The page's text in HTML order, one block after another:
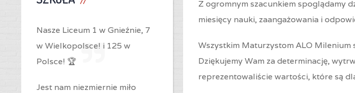
Z ogromnym szacunkiem spoglądamy
miesięcy nauki, zaangażowania i
Wszystkim Maturzystom ALO Milenium
Dziękujemy Wam za determinację,
reprezentowaliście wartości, które są
Nasze Liceum 1 w Gnieźnie, 7
w Wielkopolsce! i 125 w
Polsce! 🏆
Jest nam niezmiernie miło